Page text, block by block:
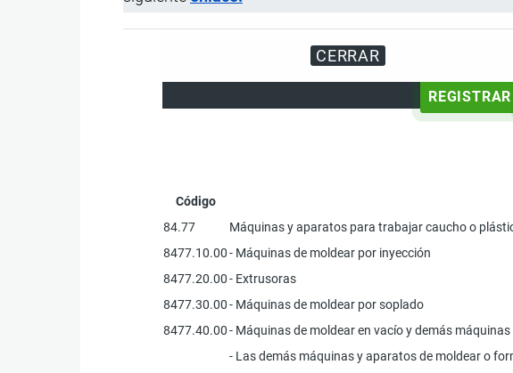
CERRAR DIRECTORIO
Registre su Empresa en el Directorio
REGISTRAR
Código
84.77
Máquinas y aparatos para trabajar caucho o
8477.10.00- Máquinas de moldear por inyección
8477.20.00- Extrusoras
8477.30.00- Máquinas de moldear por soplado
8477.40.00- Máquinas de moldear en vacío y demás
- Las demás máquinas y aparatos de moldear o